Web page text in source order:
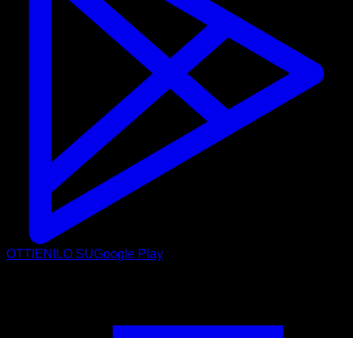
OTTIENILO SUGoogle Play